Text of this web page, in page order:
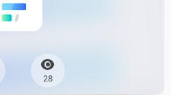
28